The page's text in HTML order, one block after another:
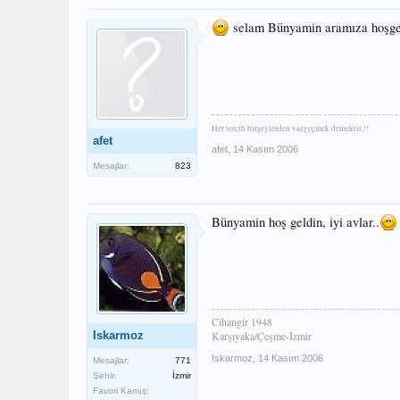
afet
Mesajlar: 823
selam Bünyamin aramıza
Her tercih birşeylerden vazgeçmek demektir,!!
afet 14 Kasım 2006
Iskarmoz
Mesajlar:
771
Şehir:
İzmir
Favori Kamış:
Bünyamin hoş geldin, iyi avlar..
Cihangir 1948
Karşıyaka/Çeşme-İzmir
Iskarmoz 14 Kasım 2006